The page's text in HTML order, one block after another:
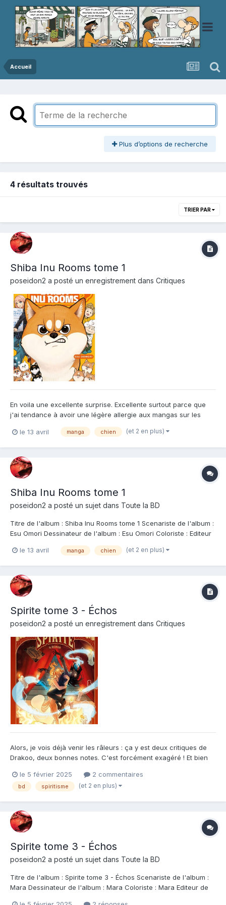
Accueil
Plus d’options de recherche
4 résultats trouvés
TRIER PAR
Shiba Inu Rooms tome 1
poseidon2 a posté un enregistrement dans Critiques
En voila une excellente surprise. Excellente surtout parce que
j'ai tendance à avoir une légère allergie aux mangas sur les
"miignnnooooonnnnnn"... ca a tendance à me gonfler et je ne
le 13 avril manga chien (et 2 en plus)
Shiba Inu Rooms tome 1
poseidon2 a posté un sujet dans Toute la BD
Titre de l'album : Shiba Inu Rooms tome 1 Scenariste de l'album :
Esu Omori Dessinateur de l'album : Esu Omori Coloriste : Editeur
d'un fantôme à quatre pattes pour guérir un coeur brisé... Le
le 13 avril manga chien (et 2 en plus)
Spirite tome 3 - Échos
poseidon2 a posté un enregistrement dans Critiques
Alors, je vois déjà venir les râleurs : ça y est deux critiques de
Drakoo, deux bonnes notes. C'est forcément exagéré ! Et bien
que c'est une prime. Une prime aux promesses tenues et à la
qualité respectées. En effet, j'attend...
le 5 février 2025 2 commentaires
bd spiritisme (et 2 en plus)
Spirite tome 3 - Échos
poseidon2 a posté un sujet dans Toute la BD
Titre de l'album : Spirite tome 3 - Échos Scenariste de l'album :
Mara Dessinateur de l'album : Mara Coloriste : Mara Editeur de